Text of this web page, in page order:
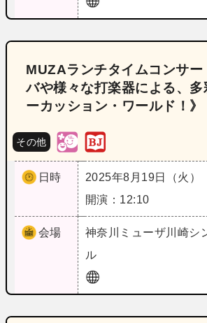
MUZAランチタイムコンサー
バや様々な打楽器による、
ーカッション・ワールド！》
その他
日時
2025年8月19日（火）
開演：12:10
会場 神奈川
ミューザ川崎シ
ル